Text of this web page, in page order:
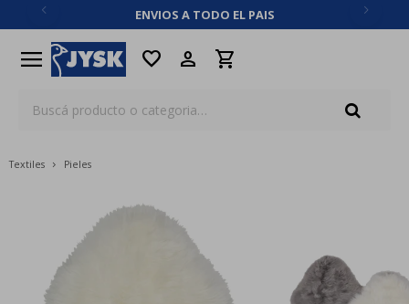
ENVIOS A TODO EL PAIS
menu favorite
Textiles Pieles
close